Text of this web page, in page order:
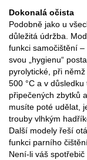
Dokonalá očista
Podobně jako u
důležitá údržba.
funkci samočištění
svou „hygienu“
pyrolytické, při
500 °C a v
připečených zbytků
musíte poté udělat,
trouby vlhkým
Další modely řeší
funkci parního
Není-li váš